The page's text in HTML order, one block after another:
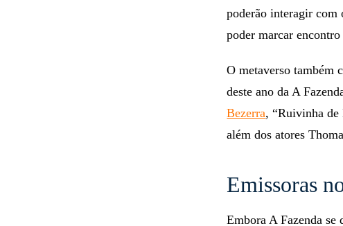
poderão interagir com
poder marcar
O metaverso também
deste ano da A
Bezerra, “Ruivinha
além dos atores
Emissoras
Embora A Fazenda